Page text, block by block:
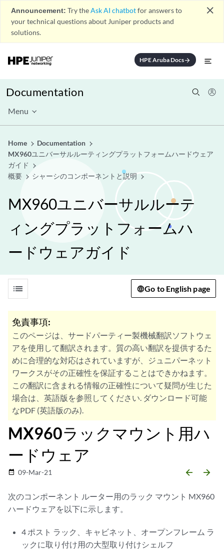
Announcement: Try theAsk AI chatbotfor answers to
your technical questions about Juniper products and
solutions.
close
HPE Aruba Docsarrow_forward
Documentation
Menu
Home
Documentation
MX960ユニバーサルルーティングプラットフォームハードウェア
ガイド
概要
シャーシのコンポーネントと説明
MX960ユニバーサルルーテ
ィングプラットフォームハ
ードウェアガイド
list Go to English page
免責事項:
このページは、サードパーティー製機械翻訳ソフトウェ
アを使用して翻訳されます。質の高い翻訳を提供するた
めに合理的な対応はされていますが、ジュニパーネット
ワークスがその正確性を保証することはできかねます。
この翻訳に含まれる情報の正確性について疑問が生じた
場合は、英語版を参照してください. ダウンロード可能
なPDF (英語版のみ).
MX960ラックマウント用ハ
ードウェア
date_range 09-Mar-21 arrow_backward arrow_forward
次のコンポーネント ルーター用のラック マウント MX960
ハードウェアを以下に示します。
4 ポスト ラック、キャビネット、オープンフレーム ラ
ックに取り付け用の大型取り付けシェルフ